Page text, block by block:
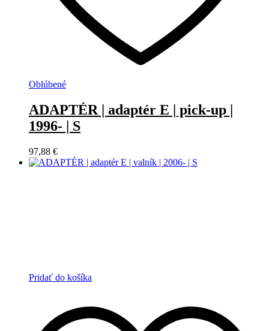
Oblúbené
ADAPTÉR | adaptér E | pick-up |
1996- | S
97,88 €
Pridať do košíka